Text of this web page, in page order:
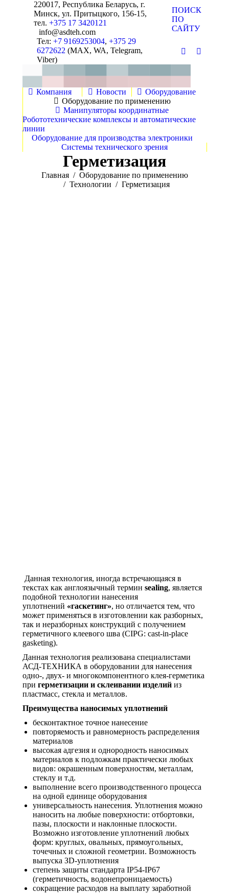
220017, Республика Беларусь, г.
Минск, ул. Притыцкого, 156-15,
тел. +375 17 3420121
info@asdteh.com
Тел: +7 9169253004, +375 29
6272622 (MAX, WA, Telegram,
Viber)
Поиск:
ПОИСК
ПО
САЙТУ
ПочтаYouTube
Компания Новости
Оборудование
Оборудование по применению
Манипуляторы координатные
Робототехнические комплексы и автоматические
линии
Оборудование для производства электроники
Системы технического зрения
Герметизация
Вы здесь:Главная
Оборудование по применению
Технологии
Герметизация
Данная технология, иногда встречающаяся в
текстах как англоязычный термин sealing, является
подобной технологии нанесения
уплотнений «гаскетинг», но отличается тем, что
может применяться в изготовлении как разборных,
так и неразборных конструкций с получением
герметичного клеевого шва (CIPG: cast-in-place
gasketing).
Данная технология реализована специалистами
АСД-ТЕХНИКА в оборудовании для нанесения
одно-, двух- и многокомпонентного клея-герметика
при герметизации и склеивании изделий из
пластмасс, стекла и металлов.
Преимущества наносимых уплотнений
бесконтактное точное нанесение
повторяемость и равномерность распределения
материалов
высокая адгезия и однородность наносимых
материалов к подложкам практически любых
видов: окрашенным поверхностям, металлам,
стеклу и т.д.
выполнение всего производственного процесса
на одной единице оборудования
универсальность нанесения. Уплотнения можно
наносить на любые поверхности: отбортовки,
пазы, плоскости и наклонные плоскости.
Возможно изготовление уплотнений любых
форм: круглых, овальных, прямоугольных,
точечных и сложной геометрии. Возможность
выпуска ЗD-уплотнения
степень защиты стандарта IP54-IP67
(герметичность, водонепроницаемость)
сокращение расходов на выплату заработной